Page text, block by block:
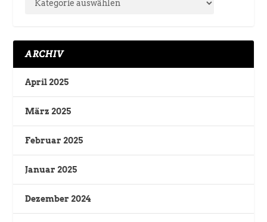
ARCHIV
April 2025
März 2025
Februar 2025
Januar 2025
Dezember 2024